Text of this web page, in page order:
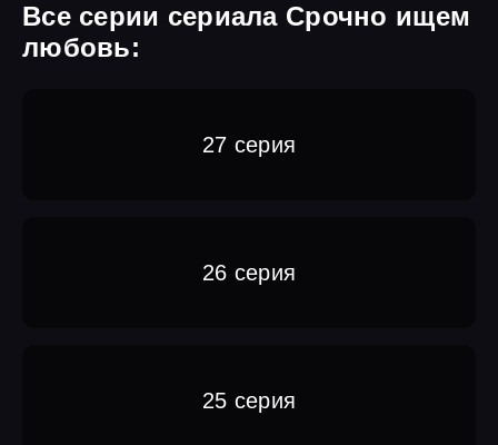
Все серии сериала Срочно ищем
любовь:
27 серия
26 серия
25 серия